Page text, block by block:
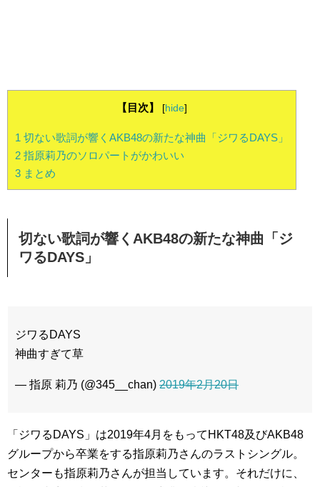
【目次】 [hide]
1 切ない歌詞が響くAKB48の新たな神曲「ジワるDAYS」
2 指原莉乃のソロパートがかわいい
3 まとめ
切ない歌詞が響くAKB48の新たな神曲「ジ
ワるDAYS」
ジワるDAYS
神曲すぎて草
— 指原 莉乃 (@345__chan) 2019年2月20日
「ジワるDAYS」は2019年4月をもってHKT48及びAKB48
グループから卒業をする指原莉乃さんのラストシングル。
センターも指原莉乃さんが担当しています。それだけに、